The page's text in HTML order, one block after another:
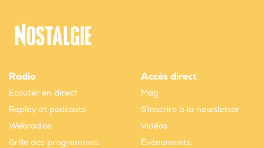
Radio
Ecouter en direct
Replay et podcasts
Webradios
Grille des programmes
Accès direct
Mag
S'inscrire à la newsletter
Vidéos
Evènements